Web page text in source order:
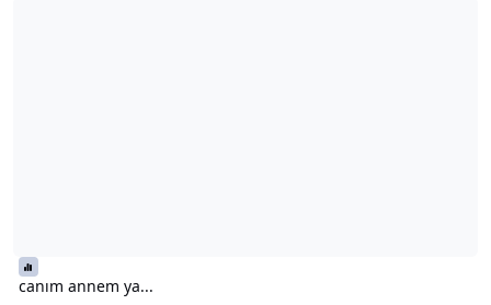
canım annem ya...